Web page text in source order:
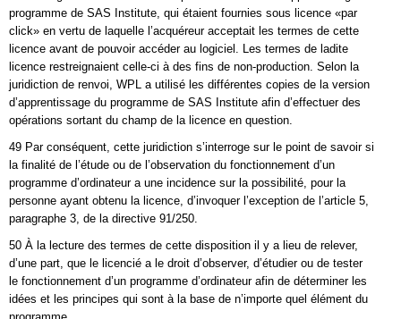
programme de SAS Institute, qui étaient fournies sous licence «par
click» en vertu de laquelle l’acquéreur acceptait les termes de cette
licence avant de pouvoir accéder au logiciel. Les termes de ladite
licence restreignaient celle-ci à des fins de non-production. Selon la
juridiction de renvoi, WPL a utilisé les différentes copies de la version
d’apprentissage du programme de SAS Institute afin d’effectuer des
opérations sortant du champ de la licence en question.
49 Par conséquent, cette juridiction s’interroge sur le point de savoir si
la finalité de l’étude ou de l’observation du fonctionnement d’un
programme d’ordinateur a une incidence sur la possibilité, pour la
personne ayant obtenu la licence, d’invoquer l’exception de l’article 5,
paragraphe 3, de la directive 91/250.
50 À la lecture des termes de cette disposition il y a lieu de relever,
d’une part, que le licencié a le droit d’observer, d’étudier ou de tester
le fonctionnement d’un programme d’ordinateur afin de déterminer les
idées et les principes qui sont à la base de n’importe quel élément du